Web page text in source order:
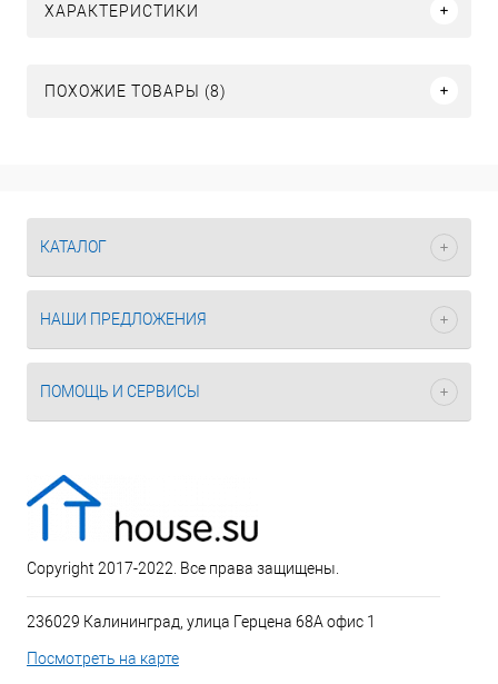
ХАРАКТЕРИСТИКИ
ПОХОЖИЕ ТОВАРЫ (8)
КАТАЛОГ
НАШИ ПРЕДЛОЖЕНИЯ
ПОМОЩЬ И СЕРВИСЫ
Copyright 2017-2022. Все права защищены.
236029 Калининград, улица Герцена 68А офис 1
Посмотреть на карте